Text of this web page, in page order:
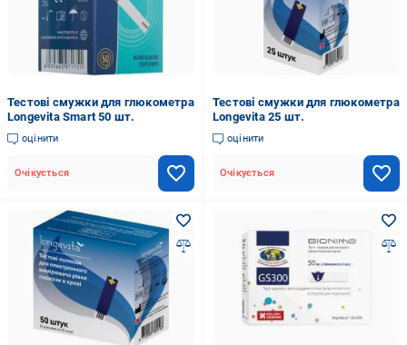
Тестові смужки для глюкометра
Longevita Smart 50 шт.
оцінити
Очікується
Тестові смужки для глюкометра
Longevita 25 шт.
оцінити
Очікується